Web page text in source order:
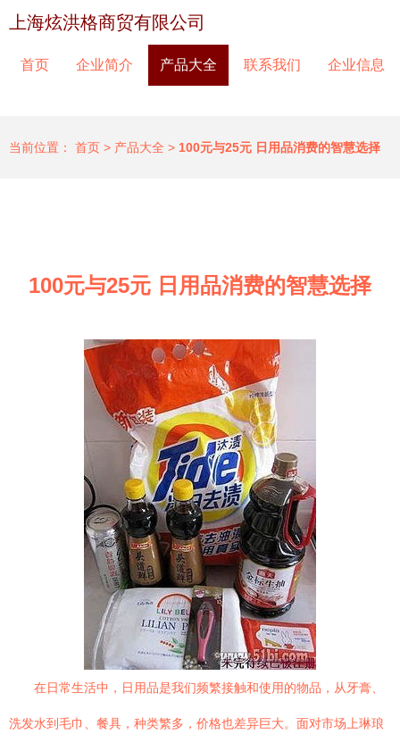
上海炫洪格商贸有限公司
首页 企业简介 产品大全 联系我们 企业信息
当前位置： 首页 > 产品大全 > 100元与25元 日用品消费的智慧选择
100元与25元 日用品消费的智慧选择
在日常生活中，日用品是我们频繁接触和使用的物品，从牙膏、
洗发水到毛巾、餐具，种类繁多，价格也差异巨大。面对市场上琳琅